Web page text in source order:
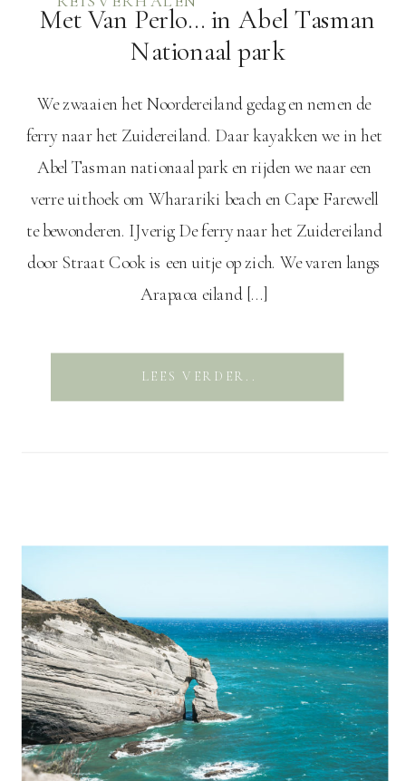
Met Van Perlo… in Abel Tasman
Nationaal park
We zwaaien het Noordereiland gedag en nemen de
ferry naar het Zuidereiland. Daar kayakken we in het
Abel Tasman nationaal park en rijden we naar een
verre uithoek om Wharariki beach en Cape Farewell
te bewonderen. IJverig De ferry naar het Zuidereiland
door Straat Cook is een uitje op zich. We varen langs
Arapaoa eiland […]
LEES VERDER..